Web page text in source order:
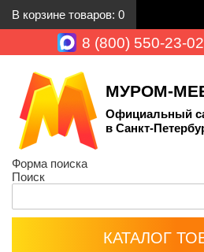
В корзине товаров: 0
8 (800) 550-23-02
МУРОМ-
Официальный
в Санкт-
Форма поиска
Поиск
КАТАЛОГ